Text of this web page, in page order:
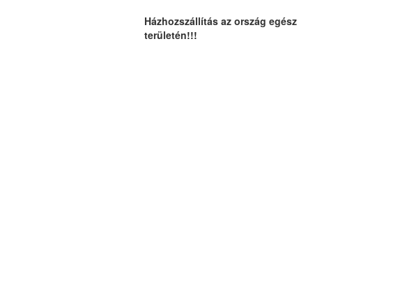
Házhozszállítás az ország egész
területén!!!